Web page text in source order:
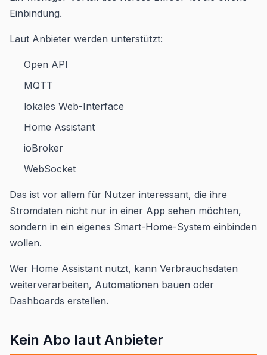
Einbindung.
Laut Anbieter werden unterstützt:
Open API
MQTT
lokales Web-Interface
Home Assistant
ioBroker
WebSocket
Das ist vor allem für Nutzer interessant, die ihre
Stromdaten nicht nur in einer App sehen möchten,
sondern in ein eigenes Smart-Home-System einbinden
wollen.
Wer Home Assistant nutzt, kann Verbrauchsdaten
weiterverarbeiten, Automationen bauen oder
Dashboards erstellen.
Kein Abo laut Anbieter